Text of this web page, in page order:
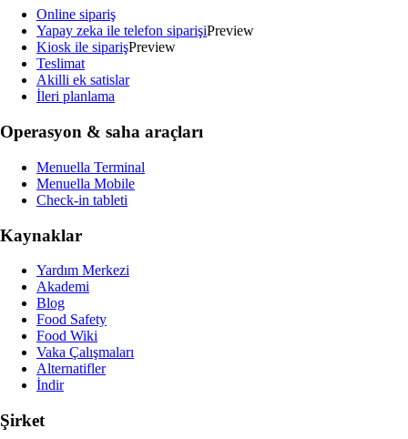
Online sipariş
Yapay zeka ile telefon siparişiPreview
Kiosk ile siparişPreview
Teslimat
Akilli ek satislar
İleri planlama
Operasyon & saha araçları
Menuella Terminal
Menuella Mobile
Check-in tableti
Kaynaklar
Yardım Merkezi
Akademi
Blog
Food Safety
Food Wiki
Vaka Çalışmaları
Alternatifler
İndir
Şirket